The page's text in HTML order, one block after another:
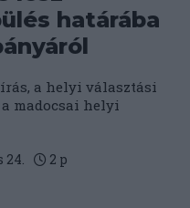
határába
a helyi választási
madocsai helyi
24. 2 p